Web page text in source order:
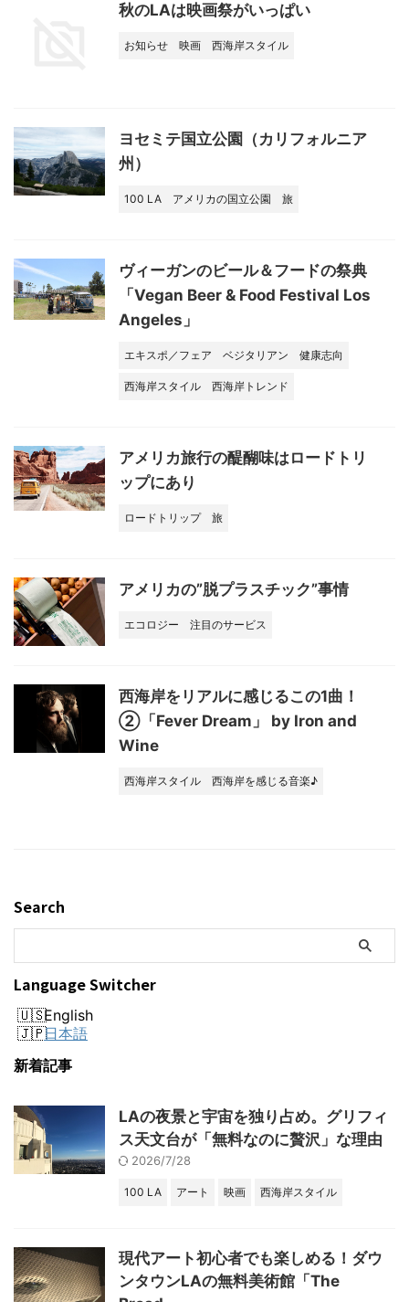
秋のLAは映画祭がいっぱい
お知らせ 映画 西海岸スタイル
ヨセミテ国立公園（カリフォルニア
州）
100 LA アメリカの国立公園 旅
ヴィーガンのビール＆フードの祭典
「Vegan Beer & Food Festival Los
Angeles」
エキスポ／フェア ベジタリアン 健康志向
西海岸スタイル 西海岸トレンド
アメリカ旅行の醍醐味はロードトリ
ップにあり
ロードトリップ 旅
アメリカの”脱プラスチック”事情
エコロジー 注目のサービス
西海岸をリアルに感じるこの1曲！
②「Fever Dream」 by Iron and
Wine
西海岸スタイル 西海岸を感じる音楽♪
Search
Language Switcher
English
日本語
新着記事
LAの夜景と宇宙を独り占め。グリフィ
ス天文台が「無料なのに贅沢」な理由
2026/7/28
100 LA アート 映画 西海岸スタイル
現代アート初心者でも楽しめる！ダウ
ンタウンLAの無料美術館「The